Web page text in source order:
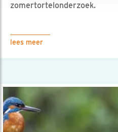
zomertortelonderzoek.
lees meer